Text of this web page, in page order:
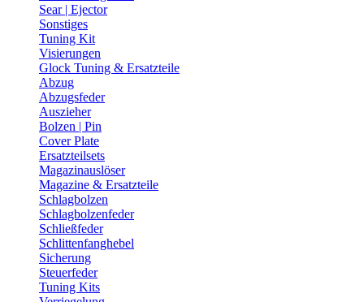
Sear | Ejector
Sonstiges
Tuning Kit
Visierungen
Glock Tuning & Ersatzteile
Abzug
Abzugsfeder
Auszieher
Bolzen | Pin
Cover Plate
Ersatzteilsets
Magazinauslöser
Magazine & Ersatzteile
Schlagbolzen
Schlagbolzenfeder
Schließfeder
Schlittenfanghebel
Sicherung
Steuerfeder
Tuning Kits